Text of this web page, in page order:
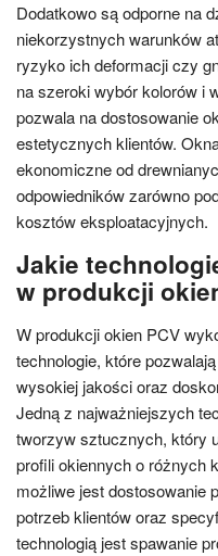
Dodatkowo są odporne na
niekorzystnych warunków
ryzyko ich deformacji czy
na szeroki wybór kolorów i
pozwala na dostosowanie
estetycznych klientów.
ekonomiczne od
odpowiedników zarówno
kosztów eksploatacyjnych.
Jakie
w produkcji
W produkcji okien PCV
technologie, które
wysokiej jakości oraz
Jedną z najważniejszych
tworzyw sztucznych, który
profili okiennych o różnych
możliwe jest dostosowanie
potrzeb klientów oraz
technologią jest spawanie